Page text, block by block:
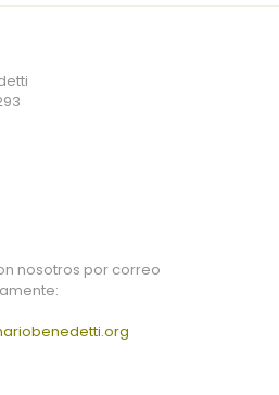
nosotros por correo